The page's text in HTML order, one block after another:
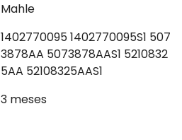
Mahle
1402770095 1402770095S1 507
3878AA 5073878AAS1 5210832
5AA 52108325AAS1
3 meses